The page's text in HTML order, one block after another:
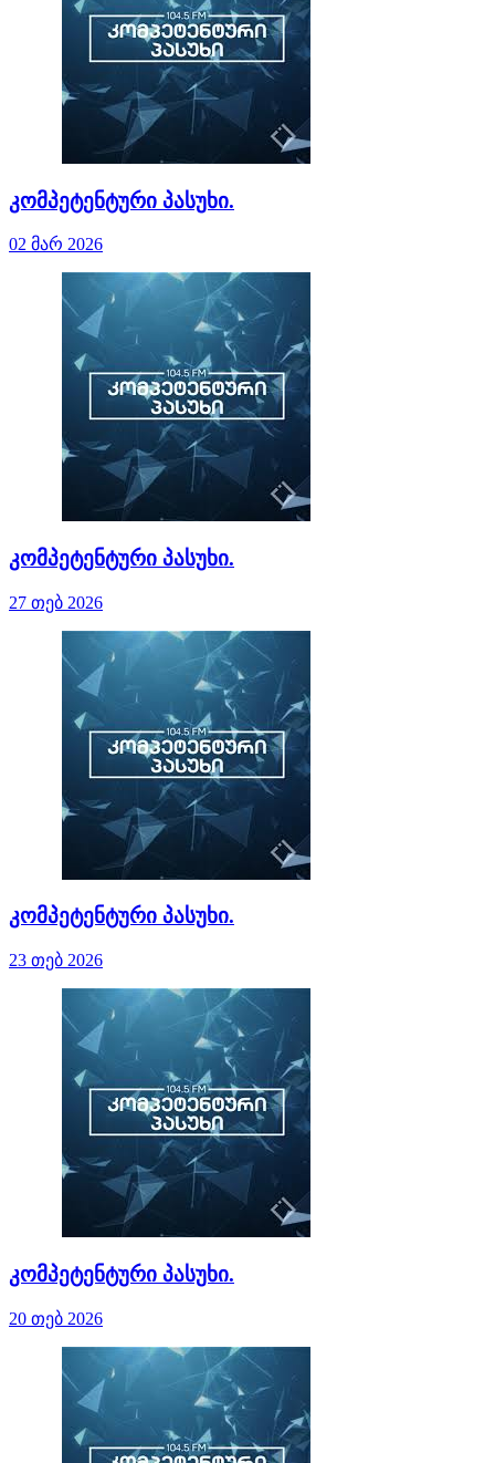
კომპეტენტური პასუხი.
02 მარ 2026
კომპეტენტური პასუხი.
27 თებ 2026
კომპეტენტური პასუხი.
23 თებ 2026
კომპეტენტური პასუხი.
20 თებ 2026